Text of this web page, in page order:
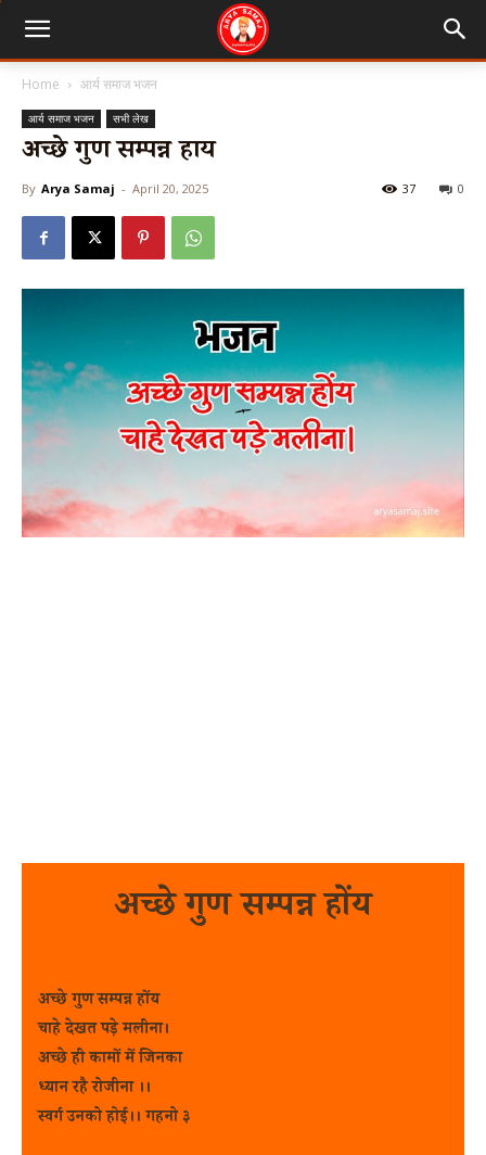
Home आर्य समाज भजन
आर्य समाज भजन सभी लेख
अच्छे गुण सम्पन्न होंय
By Arya Samaj - April 20, 2025 0
37
अच्छे गुण सम्पन्न होंय
अच्छे गुण सम्पन्न होंय
चाहे देखत पड़े मलीना।
अच्छे ही कामों में जिनका
ध्यान रहै रोजीना ।।
स्वर्ग उनको होई।। गहनो ३